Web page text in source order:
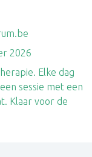
2026
Elke dag
sessie met een
Klaar voor de